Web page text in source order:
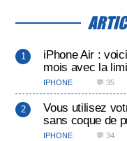
iPhone Air :
mois avec la
IPHONE 💬 35
Vous utilisez
sans coque de
IPHONE 💬 34